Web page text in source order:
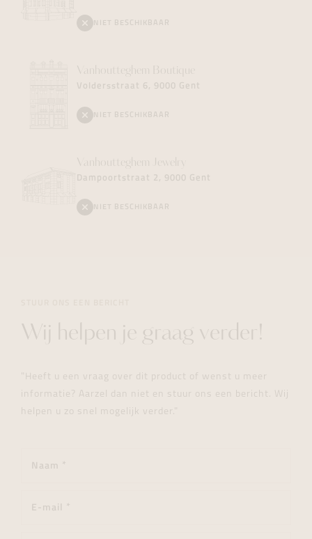
NIET BESCHIKBAAR
Vanhoutteghem Boutique
Voldersstraat 6, 9000 Gent
NIET BESCHIKBAAR
Vanhoutteghem Jewelry
Dampoortstraat 2, 9000 Gent
NIET BESCHIKBAAR
Wij helpen je graag verder!
"Heeft u een vraag over dit product of wenst u meer
informatie? Aarzel dan niet en stuur ons een bericht. Wij
helpen u zo snel mogelijk verder."